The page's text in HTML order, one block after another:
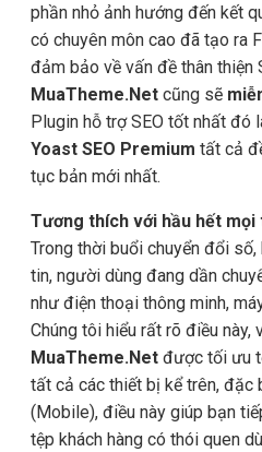
phần nhỏ ảnh hướng đến kết
có chuyên môn cao đã tạo ra
đảm bảo về vấn đề thân thiện
MuaTheme.Net cũng sẽ
Plugin hỗ trợ SEO tốt nhất đó
Yoast SEO Premium tất cả
tục bản mới nhất.
Tương thích với hầu hết
Trong thời buổi chuyển đổi
tin, người dùng đang dần
như điện thoại thông minh,
Chúng tôi hiểu rất rõ điều này,
MuaTheme.Net được tối ưu
tất cả các thiết bị kể trên, đặc
(Mobile), điều này giúp bạn
tệp khách hàng có thói quen